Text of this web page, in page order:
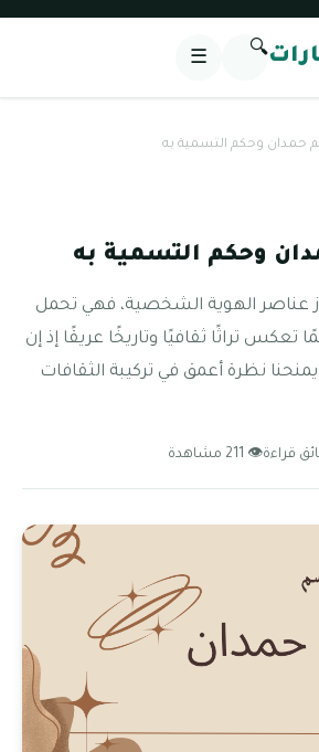
🔍
☰
حمدان وحكم التسمية به
وحكم التسمية به
عناصر الهوية الشخصية، فهي تحمل
تعكس تراثًا ثقافيًا وتاريخًا عريقًا إذ إن
نظرة أعمق في تركيبة الثقافات
👁 211 مشاهدة